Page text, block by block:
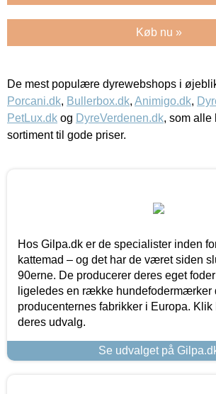
Køb nu »
De mest populære dyrewebshops i
Porcani.dk, Bullerbox.dk, Animigo.dk,
PetLux.dk og DyreVerdenen.dk, som alle
sortiment til gode priser.
Hos Gilpa.dk er de specialister inden
kattemad – og det har de været siden
90erne. De producerer deres eget
ligeledes en række hundefodermærker
producenternes fabrikker i Europa. Klik
deres udvalg.
Se udvalget på